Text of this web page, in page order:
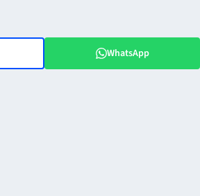
WhatsApp